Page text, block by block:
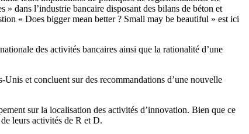
» dans l’industrie bancaire disposant des bilans de béton et
« Does bigger mean better ? Small may be beautiful » est ici
des activités bancaires ainsi que la rationalité d’une
Unis et concluent sur des recommandations d’une nouvelle
sur la localisation des activités d’innovation. Bien que ce
leurs activités de R et D.